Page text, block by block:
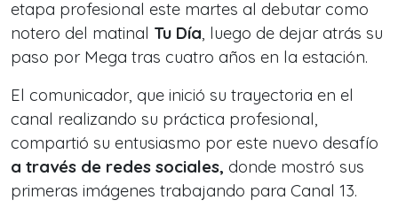
etapa profesional este martes al debutar como
notero del matinal Tu Día, luego de dejar atrás su
paso por Mega tras cuatro años en la estación.
El comunicador, que inició su trayectoria en el
canal realizando su práctica profesional,
compartió su entusiasmo por este nuevo desafío
a través de redes sociales, donde mostró sus
primeras imágenes trabajando para Canal 13.